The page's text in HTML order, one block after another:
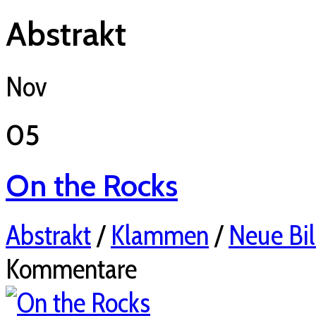
Abstrakt
Nov
05
On the Rocks
Abstrakt/Klammen/Neue
Kommentare